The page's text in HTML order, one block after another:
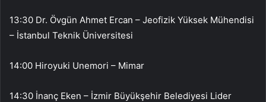
13:30 Dr. Övgün Ahmet Ercan – Jeofizik Yüksek Mühendisi
– İstanbul Teknik Üniversitesi
14:00 Hiroyuki Unemori – Mimar
14:30 İnanç Eken – İzmir Büyükşehir Belediyesi Lider